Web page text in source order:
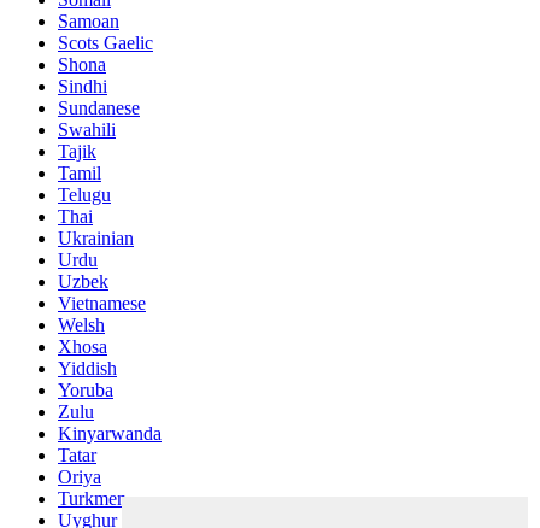
Samoan
Scots Gaelic
Shona
Sindhi
Sundanese
Swahili
Tajik
Tamil
Telugu
Thai
Ukrainian
Urdu
Uzbek
Vietnamese
Welsh
Xhosa
Yiddish
Yoruba
Zulu
Kinyarwanda
Tatar
Oriya
Turkmen
Uyghur